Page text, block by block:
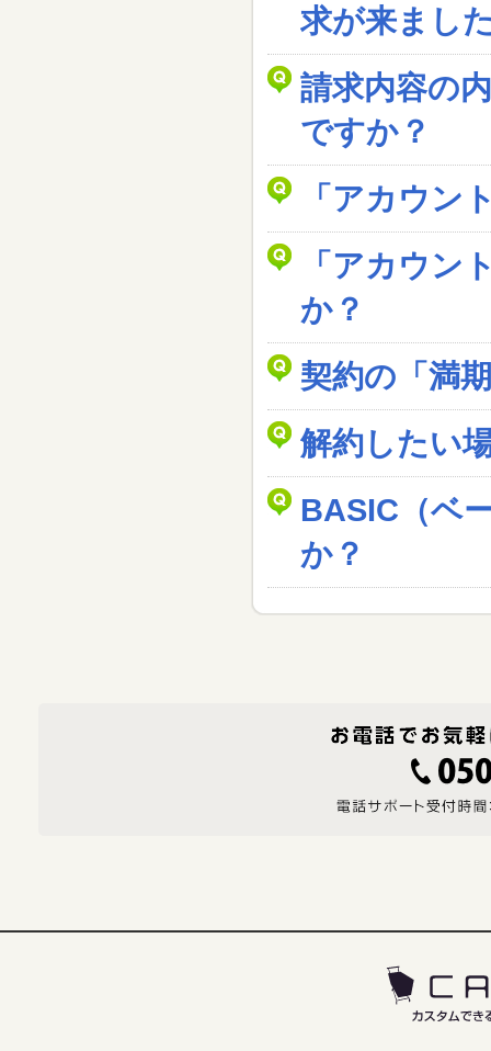
求が来まし
請求内容の
ですか？
「アカウン
「アカウン
か？
契約の「満
解約したい
BASIC（ベ
か？